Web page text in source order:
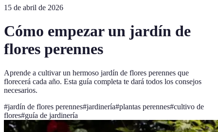
15 de abril de 2026
Cómo empezar un jardín de
flores perennes
Aprende a cultivar un hermoso jardín de flores perennes que
florecerá cada año. Esta guía completa te dará todos los consejos
necesarios.
#jardín de flores perennes#jardinería#plantas perennes#cultivo de
flores#guía de jardinería